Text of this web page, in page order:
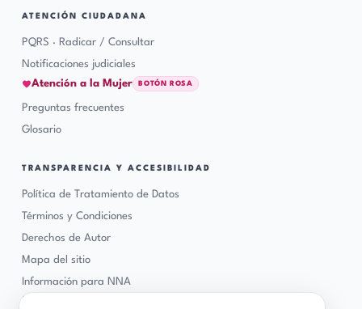
ATENCIÓN CIUDADANA
PQRS · Radicar / Consultar
Notificaciones judiciales
Atención a la Mujer
BOTÓN ROSA
Preguntas frecuentes
Glosario
TRANSPARENCIA Y ACCESIBILIDAD
Política de Tratamiento de Datos
Términos y Condiciones
Derechos de Autor
Mapa del sitio
Información para NNA